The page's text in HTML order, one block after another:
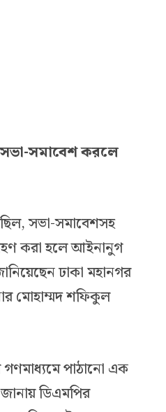
সমাবেশ করলে
সভা-সমাবেশসহ
করা হলে আইনানুগ
ঢাকা মহানগর
মোহাম্মদ শফিকুল
গণমাধ্যমে পাঠানো এক
ডিএমপির